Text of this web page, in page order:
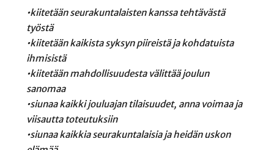
•kiitetään seurakuntalaisten kanssa tehtävästä
työstä
•kiitetään kaikista syksyn piireistä ja kohdatuista
ihmisistä
•kiitetään mahdollisuudesta välittää joulun
sanomaa
•siunaa kaikki jouluajan tilaisuudet, anna voimaa ja
viisautta toteutuksiin
•siunaa kaikkia seurakuntalaisia ja heidän uskon